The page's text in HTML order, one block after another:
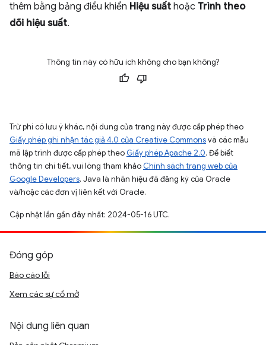
thêm bằng bảng điều khiển Hiệu suất hoặc Trình theo
dõi hiệu suất.
Thông tin này có hữu ích không cho bạn không?
Trừ phi có lưu ý khác, nội dung của trang này được cấp phép theo
Giấy phép ghi nhận tác giả 4.0 của Creative Commonsvà các mẫu
mã lập trình được cấp phép theo Giấy phép Apache 2.0. Để biết
thông tin chi tiết, vui lòng tham khảo Chính sách trang web của
Google Developers. Java là nhãn hiệu đã đăng ký của Oracle
và/hoặc các đơn vị liên kết với Oracle.
Cập nhật lần gần đây nhất: 2024-05-16 UTC.
Đóng góp
Báo cáo lỗi
Xem các sự cố mở
Nội dung liên quan